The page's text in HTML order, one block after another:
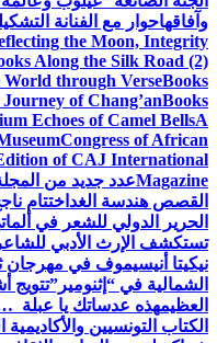
وآفاقهاحوار مع الفنانة
the Moon, Integrity
Along the Silk Road (2)
through VerseBooks
of Chang’anBooks
Echoes of Camel BellsA
Congress of African
of CAJ International
Magazineعدد جديد من
القصص هندسة الغد اختتام
الحرير الدولي للشعر في
تستكشف الإرث الأدبي
نيكيتا أنيسيموف في مهرجان
الشمالية في “إثنومير”تتويج
العظيمهذه عدساتك يا عبلة
الكتاب التونسيين والأكاديمية